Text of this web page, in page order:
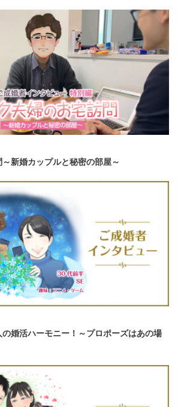
新婚カップルと秘密の部屋～
婚活ハーモニー！～プロポーズはあの場